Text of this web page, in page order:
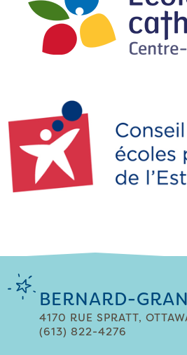
BERNARD-
4170 RUE SPRATT,
(613) 822-4276